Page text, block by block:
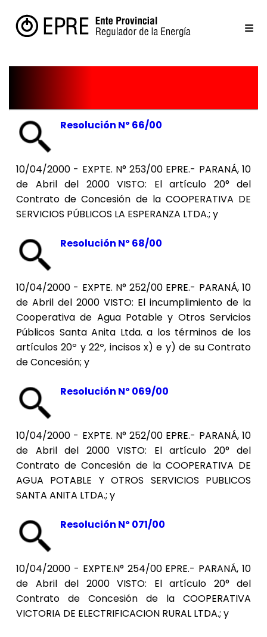
Resolución Nº 66/00
10/04/2000 - EXPTE. N° 253/00 EPRE.- PARANÁ, 10
de Abril del 2000 VISTO: El artículo 20° del
Contrato de Concesión de la COOPERATIVA DE
SERVICIOS PÚBLICOS LA ESPERANZA LTDA.; y
Resolución Nº 68/00
10/04/2000 - EXPTE. N° 252/00 EPRE.- PARANÁ, 10
de Abril del 2000 VISTO: El incumplimiento de la
Cooperativa de Agua Potable y Otros Servicios
Públicos Santa Anita Ltda. a los términos de los
artículos 20º y 22º, incisos x) e y) de su Contrato
de Concesión; y
Resolución Nº 069/00
10/04/2000 - EXPTE. N° 252/00 EPRE.- PARANÁ, 10
de Abril del 2000 VISTO: El artículo 20° del
Contrato de Concesión de la COOPERATIVA DE
AGUA POTABLE Y OTROS SERVICIOS PUBLICOS
SANTA ANITA LTDA.; y
Resolución Nº 071/00
10/04/2000 - EXPTE.N° 254/00 EPRE.- PARANÁ, 10
de Abril del 2000 VISTO: El artículo 20° del
Contrato de Concesión de la COOPERATIVA
VICTORIA DE ELECTRIFICACION RURAL LTDA.; y